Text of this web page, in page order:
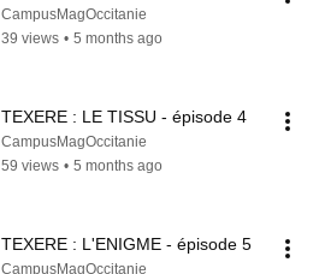
CampusMagOccitanie
39 views • 5 months ago
TEXERE : LE TISSU - épisode 4
CampusMagOccitanie
59 views • 5 months ago
TEXERE : L'ENIGME - épisode 5
CampusMagOccitanie